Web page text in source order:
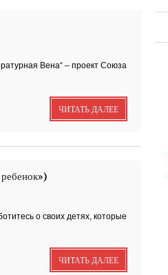
Исповедь 6. ''ПОЭТ''
5. ''ГРИНЧ''
''ПАРФЮМЕР''
Вена“ – проект Союза
ЧИТАТЬ ДАЛЕЕ
о своих детях, которые
ЧИТАТЬ ДАЛЕЕ